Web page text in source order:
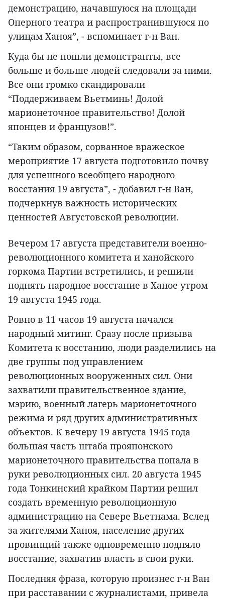
демонстрацию, начавшуюся на площади
Оперного театра и распространившуюся по
улицам Ханоя”, - вспоминает г-н Ван.
Куда бы не пошли демонстранты, все
больше и больше людей следовали за ними.
Все они громко скандировали
“Поддерживаем Вьетминь! Долой
марионеточное правительство! Долой
японцев и французов!”.
“Таким образом, сорванное вражеское
мероприятие 17 августа подготовило почву
для успешного всеобщего народного
восстания 19 августа”, - добавил г-н Ван,
подчеркнув важность исторических
ценностей Августовской революции.
Вечером 17 августа представители военно-
революционного комитета и ханойского
горкома Партии встретились, и решили
поднять народное восстание в Ханое утром
19 августа 1945 года.
Ровно в 11 часов 19 августа начался
народный митинг. Сразу после призыва
Комитета к восстанию, люди разделились на
две группы под управлением
революционных вооруженных сил. Они
захватили правительственное здание,
мэрию, военный лагерь марионеточного
режима и ряд других административных
объектов. К вечеру 19 августа 1945 года
большая часть штаба прояпонского
марионеточного правительства попала в
руки революционных сил. 20 августа 1945
года Тонкинский крайком Партии решил
создать временную революционную
администрацию на Севере Вьетнама. Вслед
за жителями Ханоя, население других
провинций также одновременно подняло
восстание, захватив власть в свои руки.
Последняя фраза, которую произнес г-н Ван
при расставании с журналистами, привела